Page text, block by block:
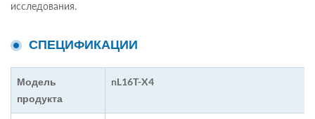
исследования.
СПЕЦИФИКАЦИИ
Модель
продукта
nL16T-X4